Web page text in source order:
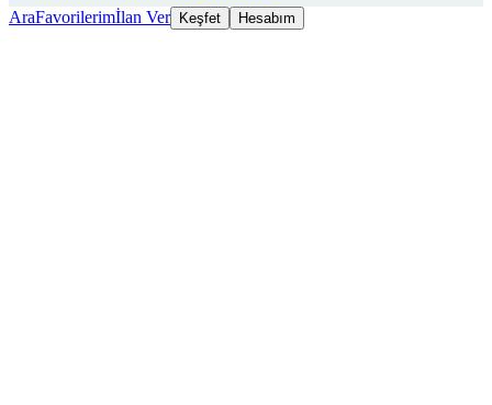
AraFavorilerimİlan Ver Keşfet Hesabım